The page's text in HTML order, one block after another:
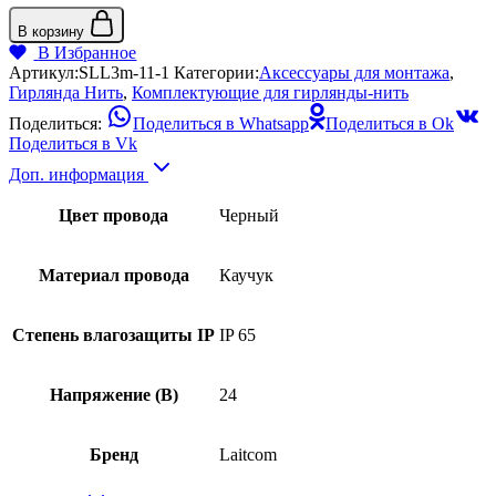
В корзину
В Избранное
Артикул:SLL3m-11-1 Категории:Аксессуары для монтажа,
Гирлянда Нить, Комплектующие для гирлянды-нить
Поделиться:
Поделиться в Whatsapp
Поделиться в Ok
Поделиться в Vk
Доп. информация
Цвет провода Черный
Материал провода Каучук
Степень влагозащиты IP IP 65
Напряжение (В) 24
Бренд Laitcom